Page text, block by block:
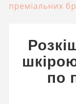
преміальних
по